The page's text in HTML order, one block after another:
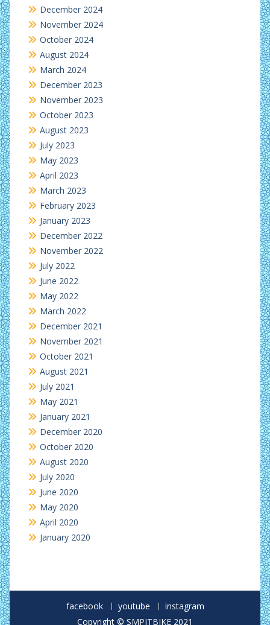
December 2024
November 2024
October 2024
August 2024
March 2024
December 2023
November 2023
October 2023
August 2023
July 2023
May 2023
April 2023
March 2023
February 2023
January 2023
December 2022
November 2022
July 2022
June 2022
May 2022
March 2022
December 2021
November 2021
October 2021
August 2021
July 2021
May 2021
January 2021
December 2020
October 2020
August 2020
July 2020
June 2020
May 2020
April 2020
January 2020
facebook youtube
instagram
Copyright © SMPITBIKE 2021